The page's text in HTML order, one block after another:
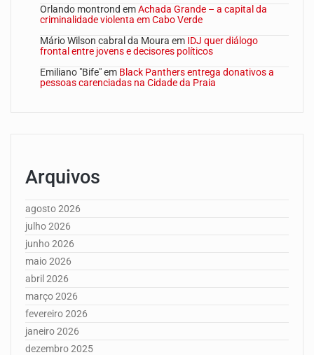
Orlando montrond emAchada Grande – a capital da
criminalidade violenta em Cabo Verde
Mário Wilson cabral da Moura em IDJ quer diálogo
frontal entre jovens e decisores políticos
Emiliano "Bife"em Black Panthers entrega donativos a
pessoas carenciadas na Cidade da Praia
Arquivos
agosto 2026
julho 2026
junho 2026
maio 2026
abril 2026
março 2026
fevereiro 2026
janeiro 2026
dezembro 2025